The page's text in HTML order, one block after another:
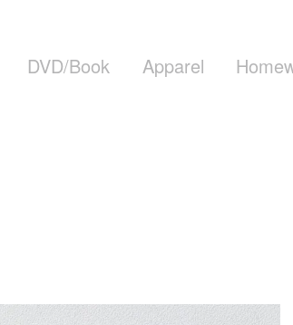
DVD/Book Apparel